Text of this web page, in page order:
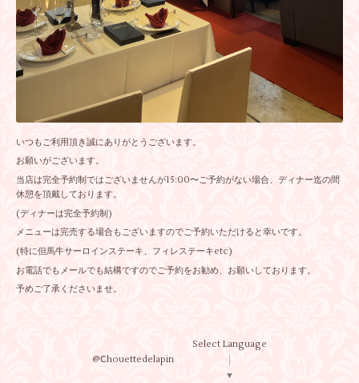
いつもご利用頂き誠にありがとうございます。
お願いがございます。
当店は完全予約制ではございませんが15:00〜ご予約がない場合、ディナー迄の間
休憩を頂戴しております。
(ディナーは完全予約制)
メニューは完売する場合もございますのでご予約いただけると幸いです。
(特に但馬牛サーロインステーキ、フィレステーキetc)
お電話でもメールでも結構ですのでご予約をお勧め、お願いしております。
予めご了承くださいませ。
@Ⅽhouettedelapin
Select Language
▼